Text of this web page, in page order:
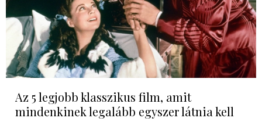
Az 5 legjobb klasszikus film, amit
mindenkinek legalább egyszer látnia kell